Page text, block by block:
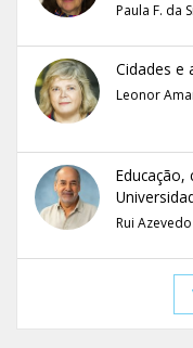
Paula F. da
Cidades e
Leonor
Rui Azevedo